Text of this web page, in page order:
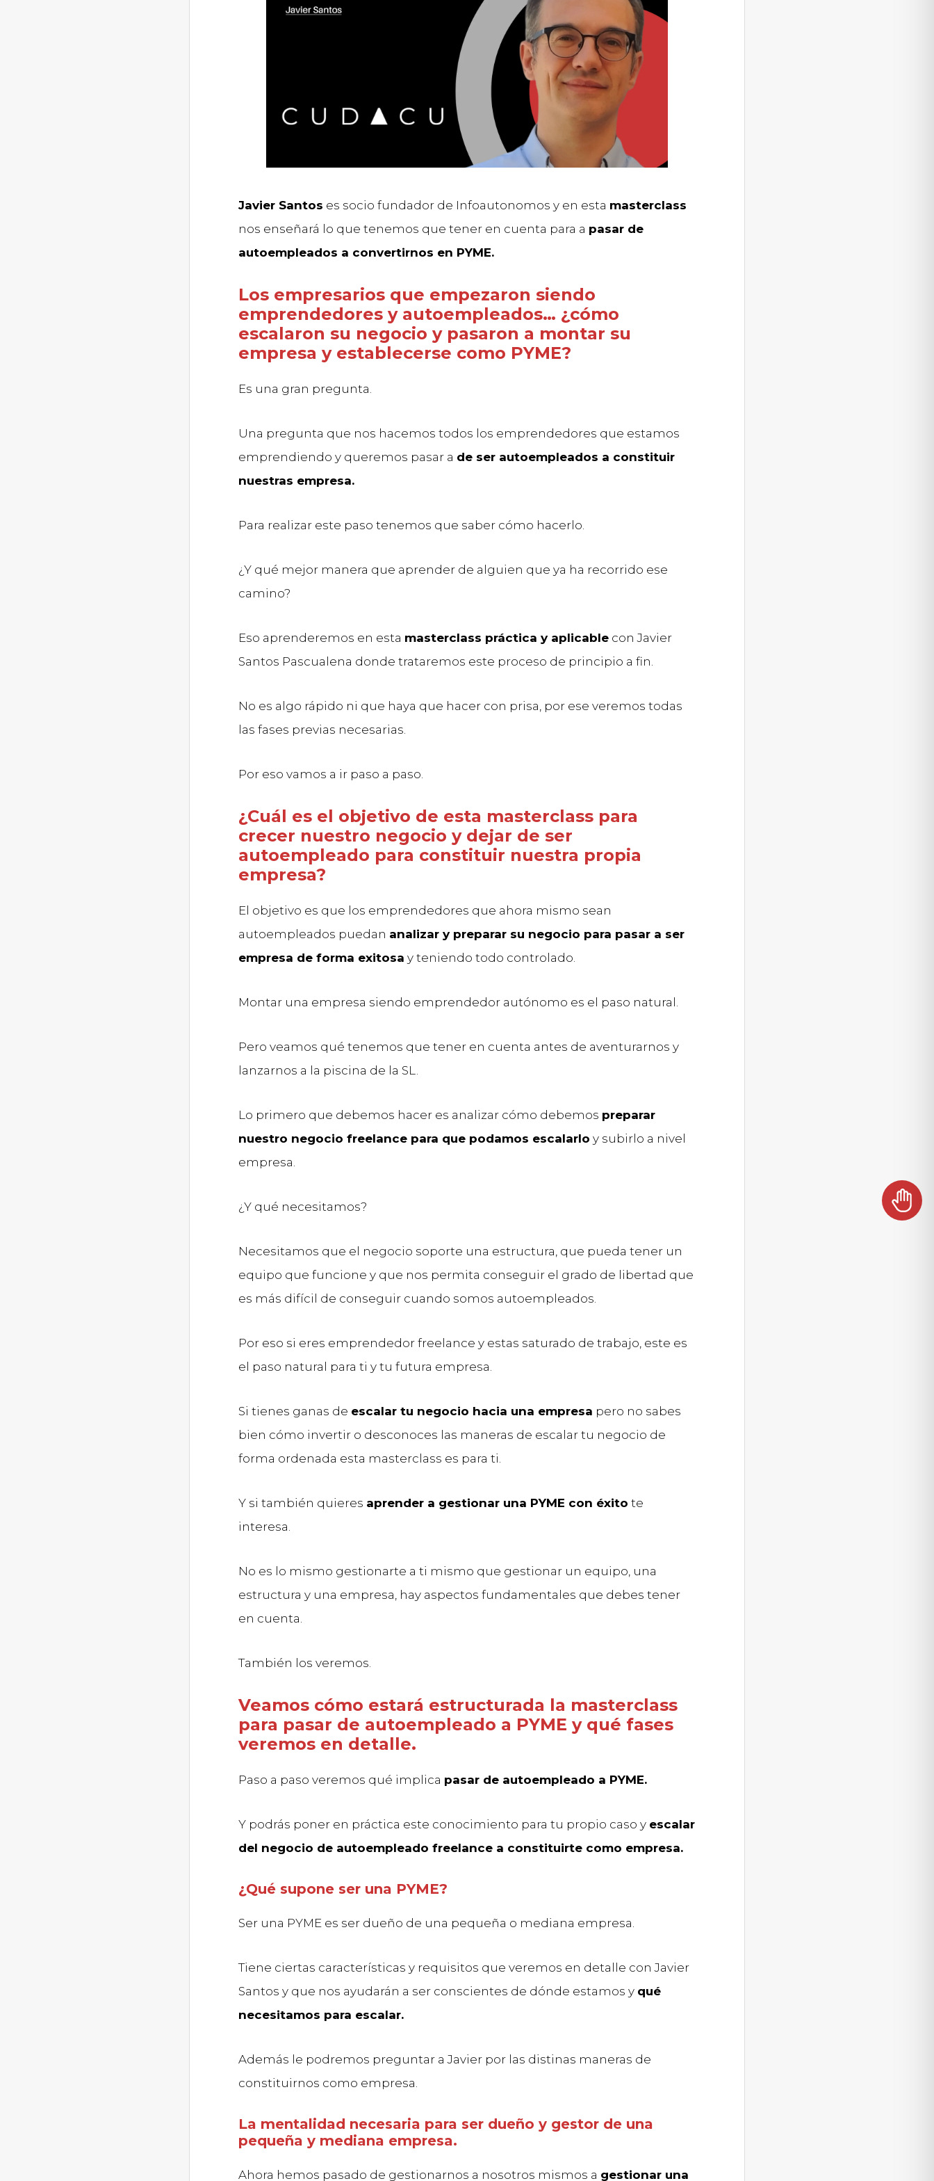
Javier Santos es socio fundador de Infoautonomos y en esta masterclass
nos enseñará lo que tenemos que tener en cuenta para a pasar de
autoempleados a convertirnos en PYME.
Los empresarios que empezaron siendo
emprendedores y autoempleados… ¿cómo
escalaron su negocio y pasaron a montar su
empresa y establecerse como PYME?
Es una gran pregunta.
Una pregunta que nos hacemos todos los emprendedores que estamos
emprendiendo y queremos pasar a de ser autoempleados a constituir
nuestras empresa.
Para realizar este paso tenemos que saber cómo hacerlo.
¿Y qué mejor manera que aprender de alguien que ya ha recorrido ese
camino?
Eso aprenderemos en esta masterclass práctica y aplicable con Javier
Santos Pascualena donde trataremos este proceso de principio a fin.
No es algo rápido ni que haya que hacer con prisa, por ese veremos todas
las fases previas necesarias.
Por eso vamos a ir paso a paso.
¿Cuál es el objetivo de esta masterclass para
crecer nuestro negocio y dejar de ser
autoempleado para constituir nuestra propia
empresa?
El objetivo es que los emprendedores que ahora mismo sean
autoempleados puedan analizar y preparar su negocio para pasar a ser
empresa de forma exitosa y teniendo todo controlado.
Montar una empresa siendo emprendedor autónomo es el paso natural.
Pero veamos qué tenemos que tener en cuenta antes de aventurarnos y
lanzarnos a la piscina de la SL.
Lo primero que debemos hacer es analizar cómo debemos preparar
nuestro negocio freelance para que podamos escalarlo y subirlo a nivel
empresa.
¿Y qué necesitamos?
Necesitamos que el negocio soporte una estructura, que pueda tener un
equipo que funcione y que nos permita conseguir el grado de libertad que
es más difícil de conseguir cuando somos autoempleados.
Por eso si eres emprendedor freelance y estas saturado de trabajo, este es
el paso natural para ti y tu futura empresa.
Si tienes ganas de escalar tu negocio hacia una empresa pero no sabes
bien cómo invertir o desconoces las maneras de escalar tu negocio de
forma ordenada esta masterclass es para ti.
Y si también quieres aprender a gestionar una PYME con éxito te
interesa.
No es lo mismo gestionarte a ti mismo que gestionar un equipo, una
estructura y una empresa, hay aspectos fundamentales que debes tener
en cuenta.
También los veremos.
Veamos cómo estará estructurada la masterclass
para pasar de autoempleado a PYME y qué fases
veremos en detalle.
Paso a paso veremos qué implica pasar de autoempleado a PYME.
Y podrás poner en práctica este conocimiento para tu propio caso y escalar
del negocio de autoempleado freelance a constituirte como empresa.
¿Qué supone ser una PYME?
Ser una PYME es ser dueño de una pequeña o mediana empresa.
Tiene ciertas características y requisitos que veremos en detalle con Javier
Santos y que nos ayudarán a ser conscientes de dónde estamos y qué
necesitamos para escalar.
Además le podremos preguntar a Javier por las distinas maneras de
constituirnos como empresa.
La mentalidad necesaria para ser dueño y gestor de una
pequeña y mediana empresa.
Ahora hemos pasado de gestionarnos a nosotros mismos a gestionar una